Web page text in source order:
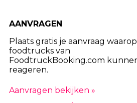
AANVRAGEN
Plaats gratis je aanvraag waarop
foodtrucks van
FoodtruckBooking.com
reageren.
Aanvragen bekijken »